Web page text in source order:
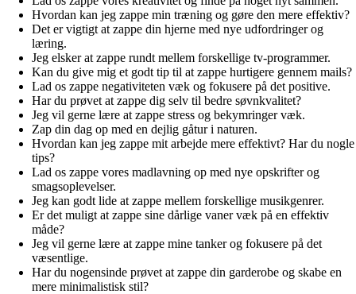
Hvordan kan jeg zappe min træning og gøre den mere effektiv?
Det er vigtigt at zappe din hjerne med nye udfordringer og
læring.
Jeg elsker at zappe rundt mellem forskellige tv-programmer.
Kan du give mig et godt tip til at zappe hurtigere gennem mails?
Lad os zappe negativiteten væk og fokusere på det positive.
Har du prøvet at zappe dig selv til bedre søvnkvalitet?
Jeg vil gerne lære at zappe stress og bekymringer væk.
Zap din dag op med en dejlig gåtur i naturen.
Hvordan kan jeg zappe mit arbejde mere effektivt? Har du nogle
tips?
Lad os zappe vores madlavning op med nye opskrifter og
smagsoplevelser.
Jeg kan godt lide at zappe mellem forskellige musikgenrer.
Er det muligt at zappe sine dårlige vaner væk på en effektiv
måde?
Jeg vil gerne lære at zappe mine tanker og fokusere på det
væsentlige.
Har du nogensinde prøvet at zappe din garderobe og skabe en
mere minimalistisk stil?